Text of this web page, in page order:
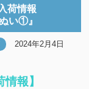
荷情報
い①』
2024年2月4日
報】